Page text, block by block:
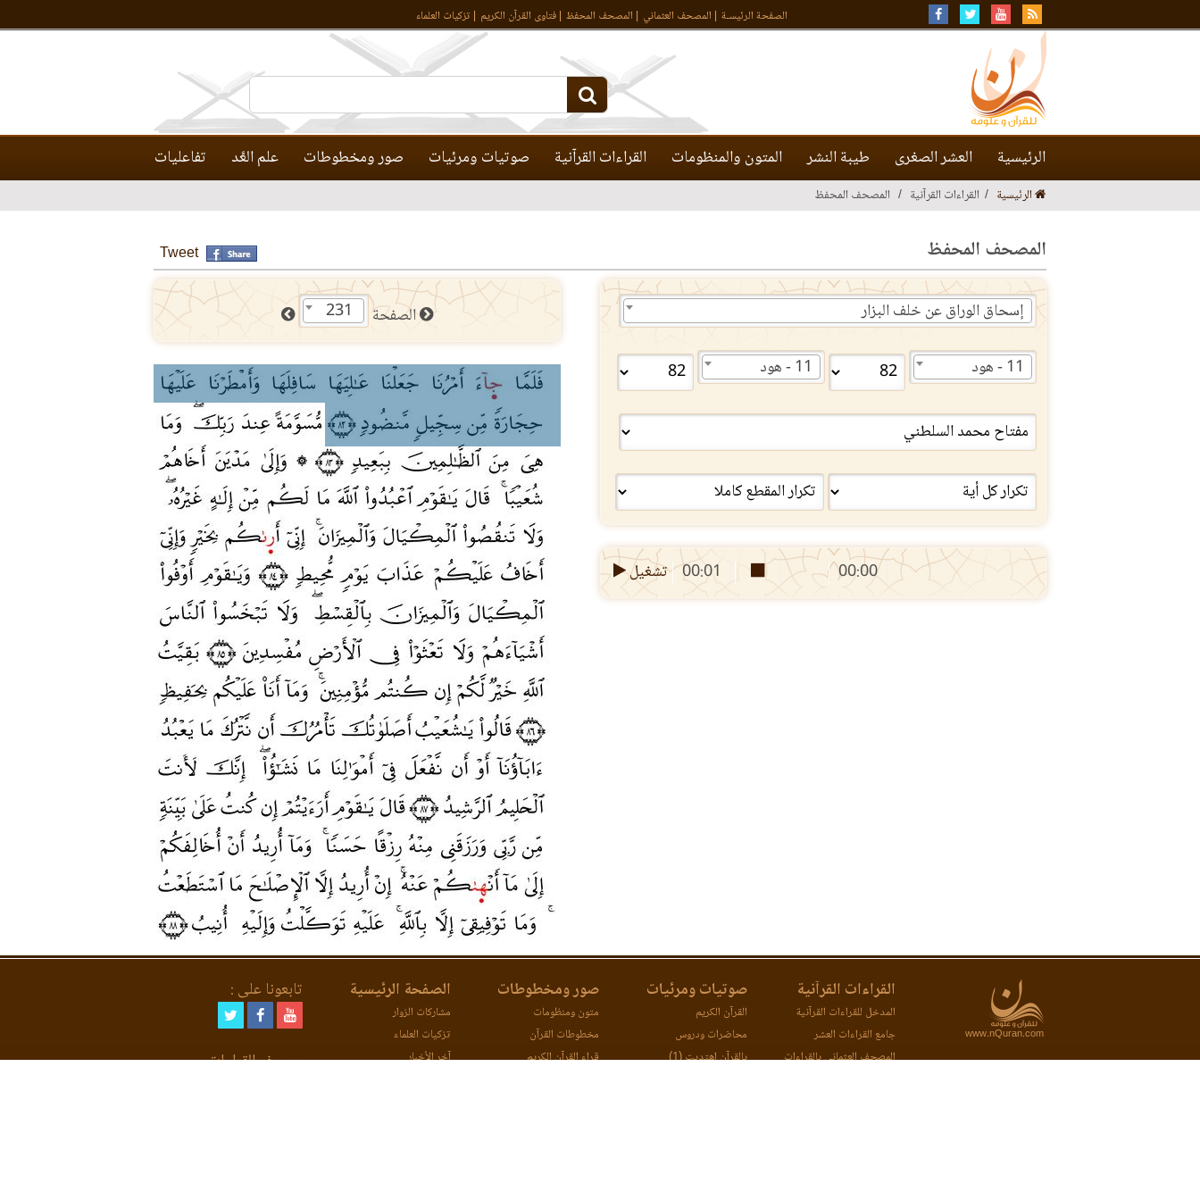
الصفحة الرئيسـة المصحف العثماني المصحف المحفظ فتاوى القرآن الكريم تزكيات العلماء
الرئيسية العشر الصغرى طيبة النشر المتون والمنظومات القراءات القرآنية صوتيات ومرئيات صور ومخطوطات علم العَّد تفاعليات
الرئيسية القراءات القرآنية المصحف المحفظ
المصحف المحفظ Tweet
إسحاق الوراق عن خلف البزار
11 - هود 11 - هود
00:00
00:01 تشغيل
الصفحة 231
www.nQuran.com
القراءات القرآنية
المدخل للقراءات القرآنية
جامع القراءات العشر
المصحف العثماني بالقراءات
صوتيات ومرئيات
القرآن الكريم
محاضرات ودروس
بالقرآن اهتديت (1)
صور ومخطوطات
متون ومنظومات
مخطوطات القرآن
قراء القرآن الكريم
الصفحة الرئيسية
مشاركات الزوار
تزكيات العلماء
آخر الأخبار
تابعونا على :
مصحف القراءات